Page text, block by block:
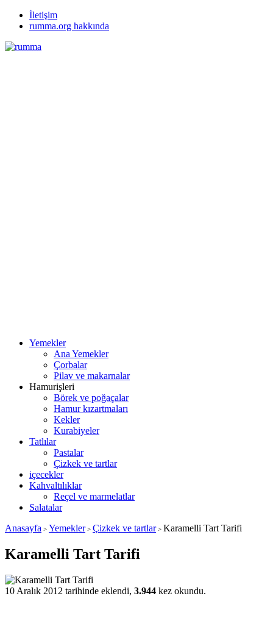
İletişim
rumma.org hakkında
Yemekler
Ana Yemekler
Çorbalar
Pilav ve makarnalar
Hamurişleri
Börek ve poğaçalar
Hamur kızartmaları
Kekler
Kurabiyeler
Tatlılar
Pastalar
Çizkek ve tartlar
içecekler
Kahvaltılıklar
Reçel ve marmelatlar
Salatalar
Anasayfa > Yemekler> Çizkek ve tartlar> Karamelli Tart Tarifi
Karamelli Tart Tarifi
10 Aralık 2012 tarihinde eklendi, 3.944 kez okundu.